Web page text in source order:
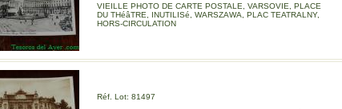
VIEILLE PHOTO DE CARTE POSTALE, VARSOVIE, PLACE
DU THéâTRE, INUTILISé, WARSZAWA, PLAC TEATRALNY,
HORS-CIRCULATION
Réf. Lot: 81497